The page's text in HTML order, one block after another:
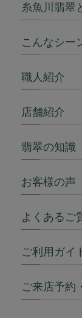
糸魚川翡翠
こんなシー
職人紹介
店舗紹介
翡翠の知識
お客様の声
よくあるご
ご利用ガイ
ご来店予約